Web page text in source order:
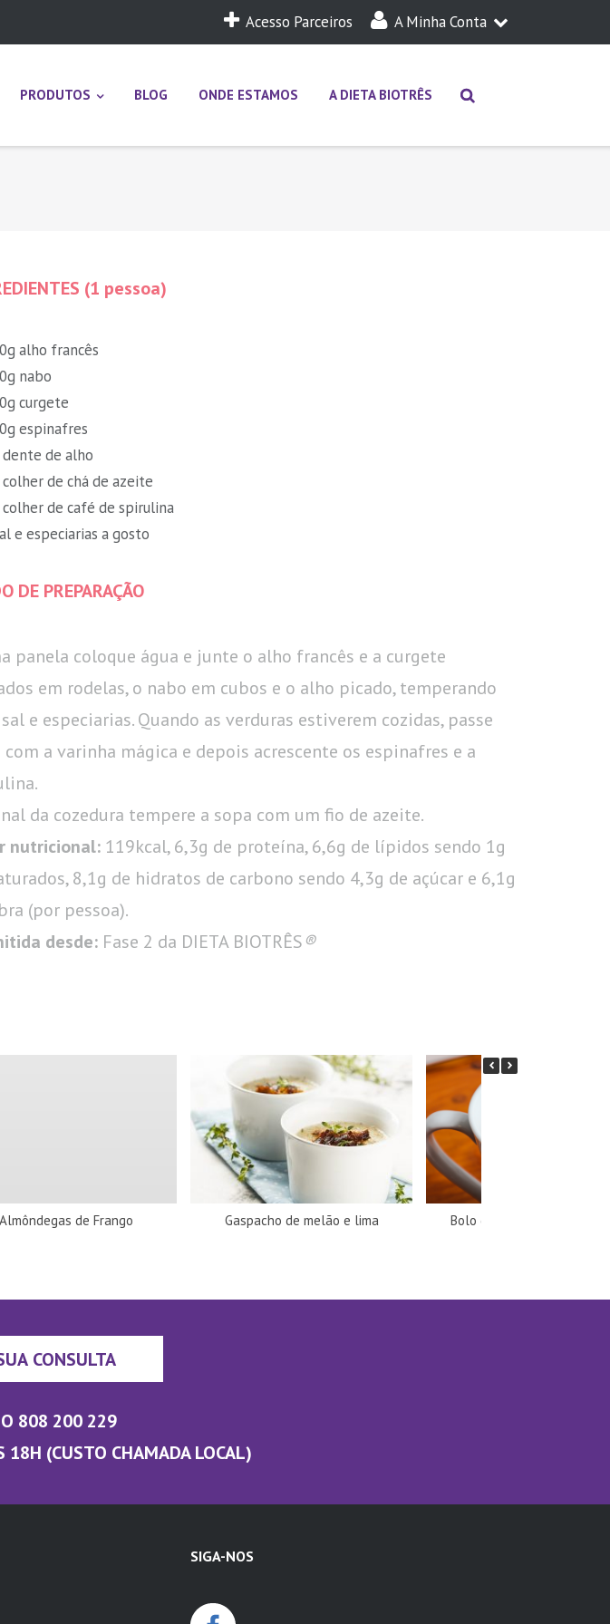
Acesso Parceiros A Minha Conta
Login
PRODUTOS BLOG ONDE ESTAMOS A DIETA BIOTRÊS
(1 pessoa)
alho francês
nabo
curgete
espinafres
dente de alho
colher de chá de azeite
colher de café de spirulina
e especiarias a gosto
DE PREPARAÇÃO
panela coloque água e junte o alho francês e a curgete
em rodelas, o nabo em cubos e o alho picado, temperando
e especiarias. Quando as verduras estiverem cozidas, passe
a varinha mágica e depois acrescente os espinafres e a
da cozedura tempere a sopa com um fio de azeite.
nutricional: 119kcal, 6,3g de proteína, 6,6g de lípidos sendo 1g
8,1g de hidratos de carbono sendo 4,3g de açúcar e 6,1g
(por pessoa).
desde: Fase 2 da DIETA BIOTRÊS®
Almôndegas de Frango Gaspacho de melão e lima Bolo de Caneca de
CONSULTA
808 200 229
18H (CUSTO CHAMADA LOCAL)
SIGA-NOS